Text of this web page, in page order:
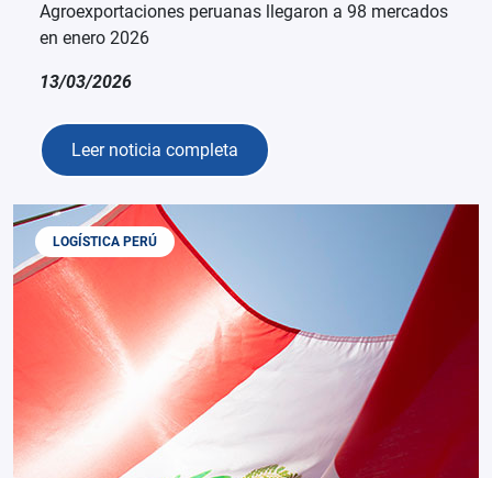
Agroexportaciones peruanas llegaron a 98 mercados
en enero 2026
13/03/2026
Leer noticia completa
LOGÍSTICA PERÚ